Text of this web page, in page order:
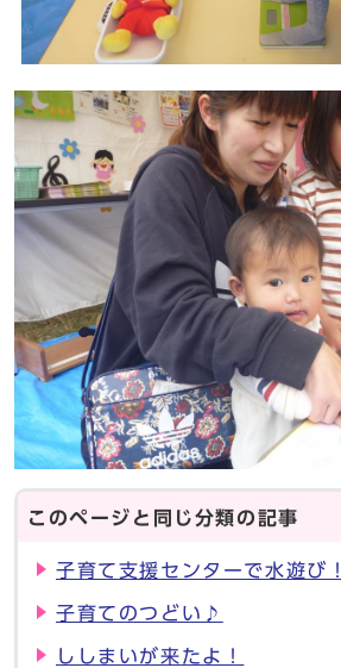
このページと同じ分類の記事
子育て支援センターで水遊び！
子育てのつどい♪
ししまいが来たよ！